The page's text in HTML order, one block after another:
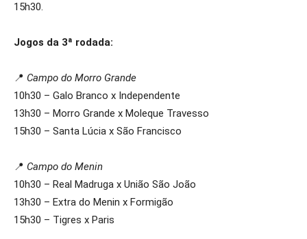
15h30.
Jogos da 3ª rodada:
📍 Campo do Morro Grande
10h30 – Galo Branco x Independente
13h30 – Morro Grande x Moleque Travesso
15h30 – Santa Lúcia x São Francisco
📍 Campo do Menin
10h30 – Real Madruga x União São João
13h30 – Extra do Menin x Formigão
15h30 – Tigres x Paris